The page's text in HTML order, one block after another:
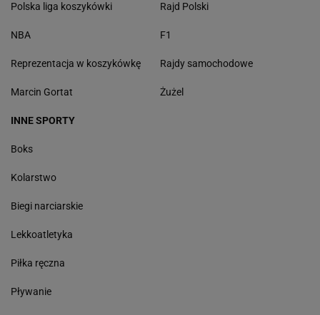
Polska liga koszykówki
NBA
Reprezentacja w koszykówkę
Marcin Gortat
Rajd Polski
F1
Rajdy samochodowe
Żużel
INNE SPORTY
Boks
Kolarstwo
Biegi narciarskie
Lekkoatletyka
Piłka ręczna
Pływanie